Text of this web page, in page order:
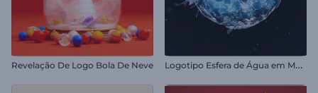
Revelação De Logo Bola De Neve L
ogotipo Esfera de Água em Movimento